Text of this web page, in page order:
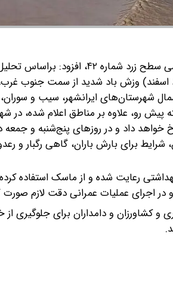
به گزارش گروه رسانه‌ای شرق؛ محسن حیدری با اشاره به صدور هشدار هواشناسی سطح
نقشه‌های پیش بینی و پیش یابی هواشناسی، از فردا جمعه تا چهارشنبه (۳ تا ۸ اسفند) وزش باد شدید
شهرستان‌های ایرانشهر، سیب و
رو، علاوه بر مناطق اعلام شده، در
داد و در روزهای پنج‌شنبه و جمعه
برای بارش باران، گاهی رگبار و
رعایت شده و از ماسک استفاده
اجرای عملیات عمرانی دقت لازم صورت
و کشاورزان و دامداران برای جلوگیری از